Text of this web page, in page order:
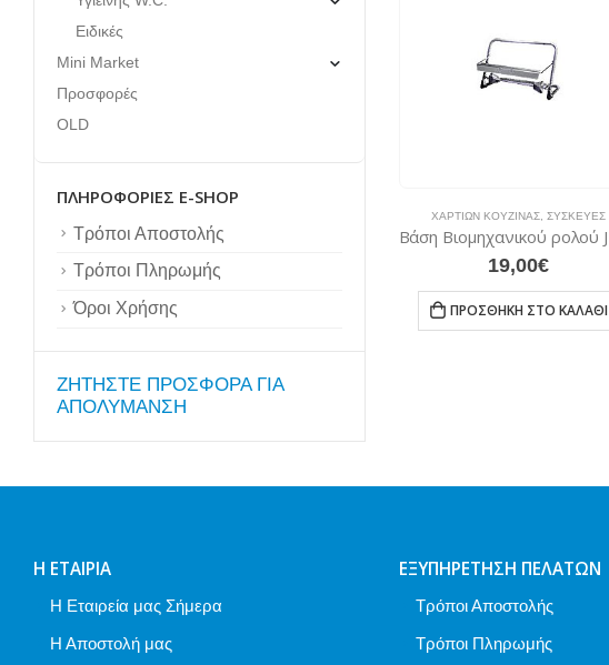
ΧΑΡΤΙΏΝ ΚΟΥΖΊΝΑΣ ,ΣΥΣΚΕΥΈΣ
19,00€
ΠΡΟΣΘΉΚΗ ΣΤΟ ΚΑΛΆΘΙ
Ειδικές
Mini Market
Προσφορές
OLD
ΠΛΗΡΟΦΟΡΊΕΣ E-SHOP
Τρόποι Αποστολής
Τρόποι Πληρωμής
Όροι Χρήσης
ZΗΤΗΣΤΕ ΠΡΟΣΦΟΡΑ ΓΙΑ
ΑΠΟΛΥΜΑΝΣΗ
Η ΕΤΑΙΡΊΑ
Η Εταιρεία μας Σήμερα
Η Αποστολή μας
ΕΞΥΠΗΡΈΤΗΣΗ ΠΕΛΑΤΏΝ
Τρόποι Αποστολής
Τρόποι Πληρωμής